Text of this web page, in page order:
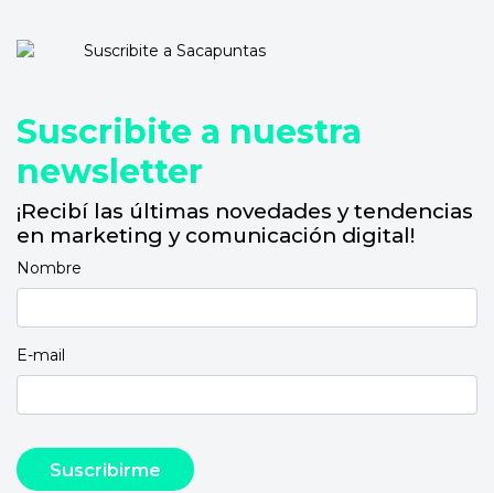
Suscribite a nuestra
newsletter
¡Recibí las últimas novedades y tendencias
en marketing y comunicación digital!
Nombre
E-mail